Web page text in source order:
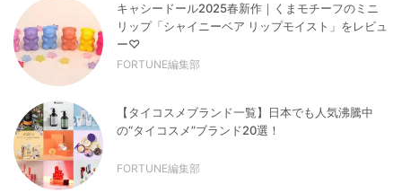
キャシードール2025春新作｜くまモチーフのミニ
リップ「シャイニーベア リップモイスト」をレビュ
ー♡
FORTUNE編集部
【タイコスメブランド一覧】日本でも人気沸騰中
の“タイコスメ”ブランド20選！
FORTUNE編集部